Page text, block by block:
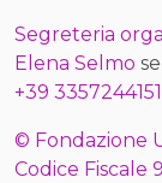
Segreteria
Elena Selmo
+39 3357244151
© Fondazione
Codice Fiscale